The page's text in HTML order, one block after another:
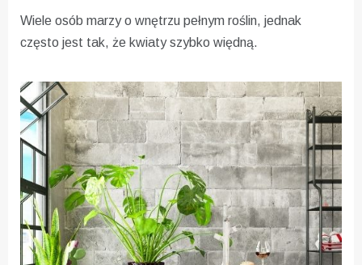
Wiele osób marzy o wnętrzu pełnym roślin, jednak
często jest tak, że kwiaty szybko więdną.